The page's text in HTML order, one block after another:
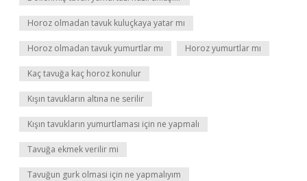
Horoz olmadan tavuk kuluçkaya yatar mı
Horoz olmadan tavuk yumurtlar mı Horoz yumurtlar mı
Kaç tavuğa kaç horoz konulur
Kışın tavukların altına ne serilir
Kışın tavukların yumurtlaması için ne yapmalı
Tavuğa ekmek verilir mi
Tavuğun gurk olmasi için ne yapmalıyım